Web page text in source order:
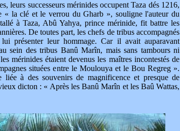
leurs successeurs mérinides occupent Taza dés 1216,
« la clé et le verrou du Gharb », souligne l'auteur du
à Taza, Abû Yahya, prince mérinide, fit battre les
De toutes part, les chefs de tribus accompagnés
présenter leur hommage. Car il avait auparavant
sein des tribus Banû Marîn, mais sans tambours ni
mérinides étaient devenus les maîtres incontestés de
situées entre le Moulouya et le Bou Regreg ».
liée à des souvenirs de magnificence et presque de
dicton : « Après les Banû Marîn et les Baû Wattas,